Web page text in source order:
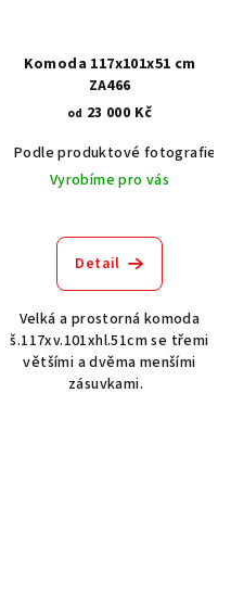
Akát vintage BT1551
Dub světlý
Komoda 117x101x51 cm
ZA466
od 23 000 Kč
Podle produktové fotografie
Vyrobíme pro vás
Detail
Velká a prostorná komoda
š.117xv.101xhl.51cm se třemi
většími a dvěma menšími
zásuvkami.